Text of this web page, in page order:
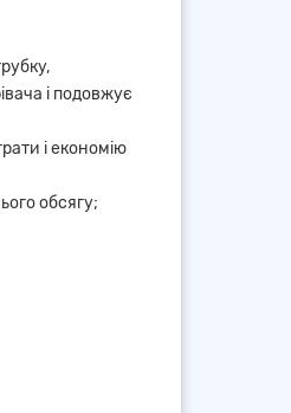
і подовжує
і економію
обсягу;